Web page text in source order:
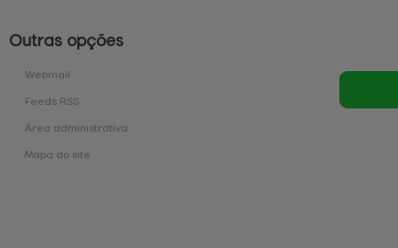
Outras opções
Webmail
Feeds RSS
Área administrativa
Mapa do site